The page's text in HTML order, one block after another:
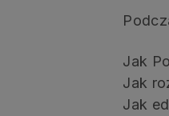
Jak
Jak
Jak